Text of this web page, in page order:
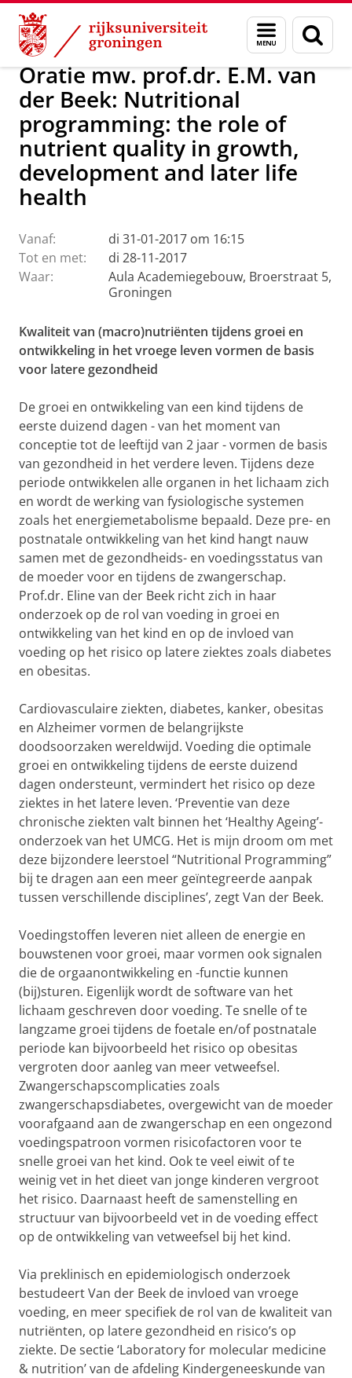
Skip
Content
Skip
Navigation
Menu
en
zoeken
Over ons Actueel Evenementen Oraties
Oratie mw. prof.dr. E.M. van
der Beek: Nutritional
programming: the role of
nutrient quality in growth,
development and later life
health
Vanaf:
di 31-01-2017 om 16:15
Tot en met:
di 28-11-2017
Waar:
Aula Academiegebouw, Broerstraat 5,
Groningen
Kwaliteit van (macro)nutriënten tijdens groei en
ontwikkeling in het vroege leven vormen de basis
voor latere gezondheid
De groei en ontwikkeling van een kind tijdens de
eerste duizend dagen - van het moment van
conceptie tot de leeftijd van 2 jaar - vormen de basis
van gezondheid in het verdere leven. Tijdens deze
periode ontwikkelen alle organen in het lichaam zich
en wordt de werking van fysiologische systemen
zoals het energiemetabolisme bepaald. Deze pre- en
postnatale ontwikkeling van het kind hangt nauw
samen met de gezondheids- en voedingsstatus van
de moeder voor en tijdens de zwangerschap.
Prof.dr. Eline van der Beek richt zich in haar
onderzoek op de rol van voeding in groei en
ontwikkeling van het kind en op de invloed van
voeding op het risico op latere ziektes zoals diabetes
en obesitas.
Cardiovasculaire ziekten, diabetes, kanker, obesitas
en Alzheimer vormen de belangrijkste
doodsoorzaken wereldwijd. Voeding die optimale
groei en ontwikkeling tijdens de eerste duizend
dagen ondersteunt, vermindert het risico op deze
ziektes in het latere leven. ‘Preventie van deze
chronische ziekten valt binnen het ‘Healthy Ageing’-
onderzoek van het UMCG. Het is mijn droom om met
deze bijzondere leerstoel “Nutritional Programming”
bij te dragen aan een meer geïntegreerde aanpak
tussen verschillende disciplines’, zegt Van der Beek.
Voedingstoffen leveren niet alleen de energie en
bouwstenen voor groei, maar vormen ook signalen
die de orgaanontwikkeling en -functie kunnen
(bij)sturen. Eigenlijk wordt de software van het
lichaam geschreven door voeding. Te snelle of te
langzame groei tijdens de foetale en/of postnatale
periode kan bijvoorbeeld het risico op obesitas
vergroten door aanleg van meer vetweefsel.
Zwangerschapscomplicaties zoals
zwangerschapsdiabetes, overgewicht van de moeder
voorafgaand aan de zwangerschap en een ongezond
voedingspatroon vormen risicofactoren voor te
snelle groei van het kind. Ook te veel eiwit of te
weinig vet in het dieet van jonge kinderen vergroot
het risico. Daarnaast heeft de samenstelling en
structuur van bijvoorbeeld vet in de voeding effect
op de ontwikkeling van vetweefsel bij het kind.
Via preklinisch en epidemiologisch onderzoek
bestudeert Van der Beek de invloed van vroege
voeding, en meer specifiek de rol van de kwaliteit van
nutriënten, op latere gezondheid en risico’s op
ziekte. De sectie ‘Laboratory for molecular medicine
& nutrition’ van de afdeling Kindergeneeskunde van